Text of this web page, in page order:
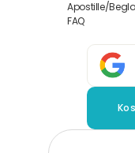
Apostille/
FAQ